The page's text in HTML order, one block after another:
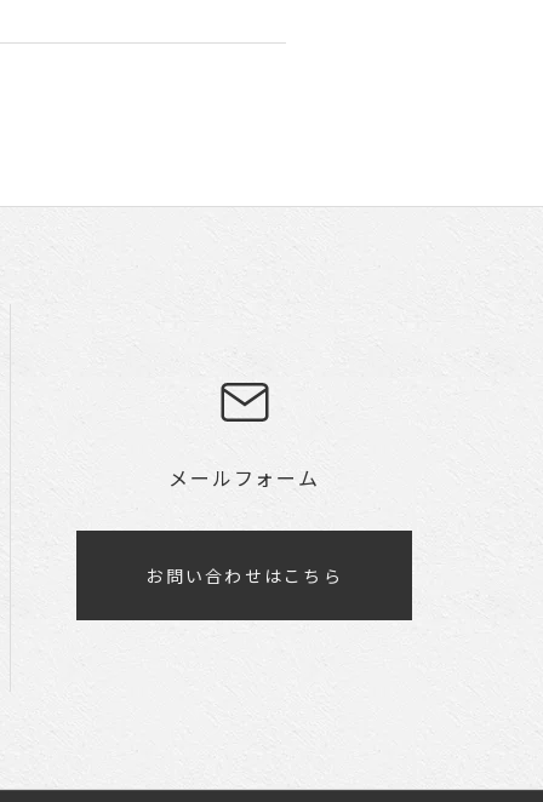
メールフォーム
お問い合わせはこちら